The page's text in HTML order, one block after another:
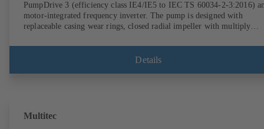
PumpDrive 3 (efficiency class IE4/IE5 to IEC TS 60034-2-3:2016)
motor-integrated frequency inverter. The pump is designed with
replaceable casing wear rings, closed radial impeller with multiply
EN 12756, shaft equipped with replaceable shaft protecting sleeve in
shaft seal area. The back pull-out design allows the coupling, bearing
of the ErP Directive's efficiency requirements.
Details
Multitec